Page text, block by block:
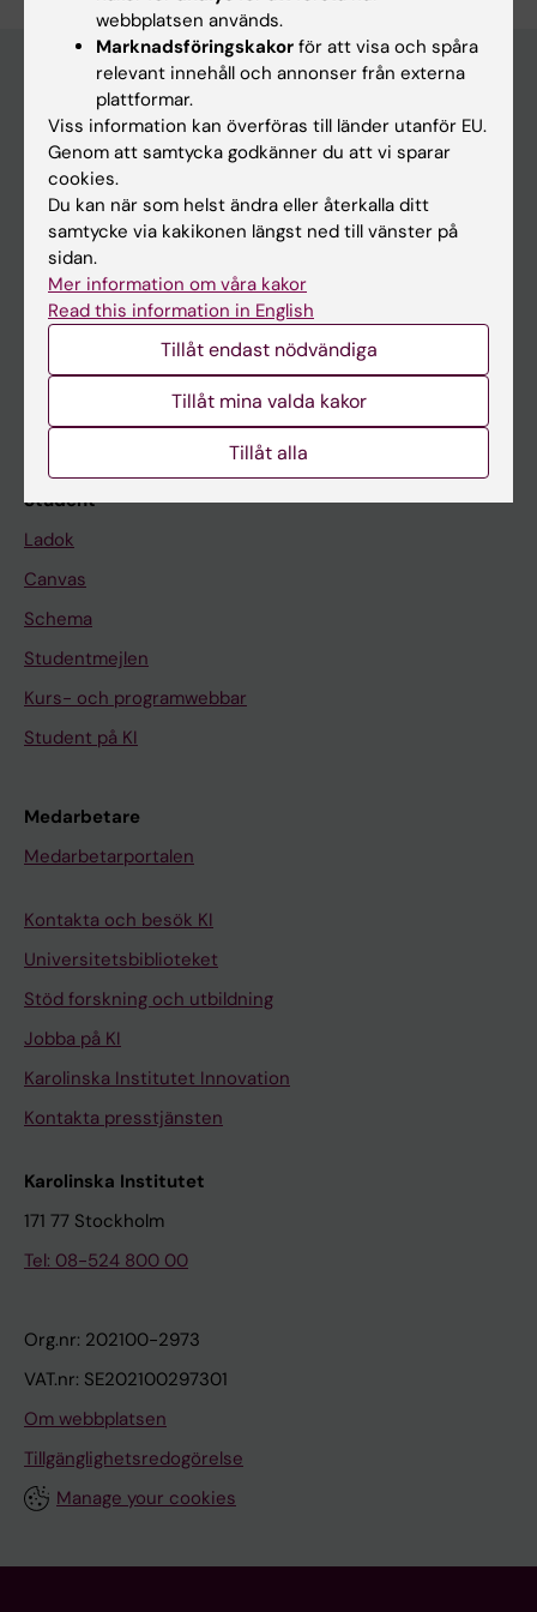
Huvudmeny
Utbildning
Forskarutbildning
Forskning
Om KI
Kalender
Student
Ladok
Canvas
Schema
Studentmejlen
Kurs- och programwebbar
Student på KI
Medarbetare
Medarbetarportalen
Kontakta och besök KI
Universitetsbiblioteket
Stöd forskning och utbildning
Jobba på KI
Karolinska Institutet Innovation
Kontakta presstjänsten
Karolinska Institutet
171 77 Stockholm
Tel: 08-524 800 00
Org.nr: 202100-2973
VAT.nr: SE202100297301
Om webbplatsen
Tillgänglighetsredogörelse
Manage your cookies
webbplatsen används.
Marknadsföringskakor för att visa och spåra
relevant innehåll och annonser från externa
plattformar.
Viss information kan överföras till länder utanför EU.
Genom att samtycka godkänner du att vi sparar
cookies.
Du kan när som helst ändra eller återkalla ditt
samtycke via kakikonen längst ned till vänster på
sidan.
Mer information om våra kakor
Read this information in English
Tillåt endast nödvändiga
Tillåt mina valda kakor
Tillåt alla